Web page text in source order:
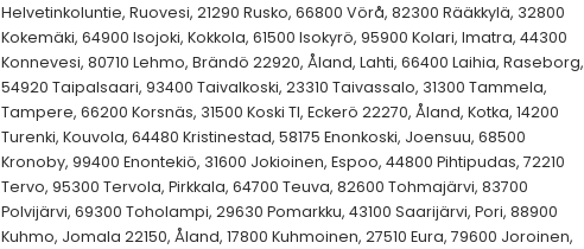
Helvetinkoluntie, Ruovesi, 21290 Rusko, 66800 Vörå, 82300 Rääkkylä, 32800
Kokemäki, 64900 Isojoki, Kokkola, 61500 Isokyrö, 95900 Kolari, Imatra, 44300
Konnevesi, 80710 Lehmo, Brändö 22920, Åland, Lahti, 66400 Laihia, Raseborg,
54920 Taipalsaari, 93400 Taivalkoski, 23310 Taivassalo, 31300 Tammela,
Tampere, 66200 Korsnäs, 31500 Koski Tl, Eckerö 22270, Åland, Kotka, 14200
Turenki, Kouvola, 64480 Kristinestad, 58175 Enonkoski, Joensuu, 68500
Kronoby, 99400 Enontekiö, 31600 Jokioinen, Espoo, 44800 Pihtipudas, 72210
Tervo, 95300 Tervola, Pirkkala, 64700 Teuva, 82600 Tohmajärvi, 83700
Polvijärvi, 69300 Toholampi, 29630 Pomarkku, 43100 Saarijärvi, Pori, 88900
Kuhmo, Jomala 22150, Åland, 17800 Kuhmoinen, 27510 Eura, 79600 Joroinen,